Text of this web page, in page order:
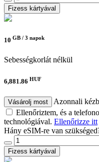
Fizess kártyával
10 GB / 3 napok
Sebességkorlát nélkül
6,881.86 HUF
Vásárolj most
Azonnali
Ellenőriztem, és a
technológiával. Ellenőrizze itt
Hány eSIM-re van
Fizess kártyával